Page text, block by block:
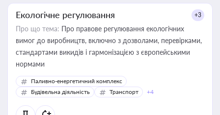
Екологічне регулювання +3
Про що тема: Про правове регулювання екологічних
вимог до виробництв, включно з дозволами, перевірками,
стандартами викидів і гармонізацією з європейськими
нормами
Паливно-енергетичний комплекс
Будівельна діяльність
Транспорт +4